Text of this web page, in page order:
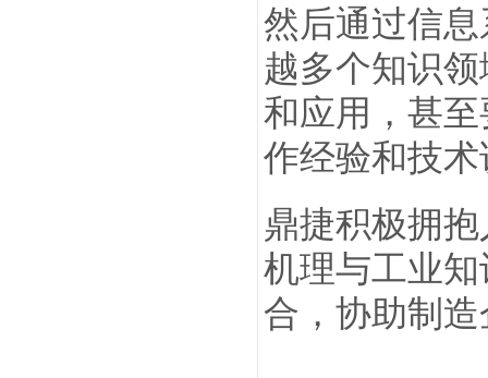
然后通过信
越多个知识
和应用，甚
作经验和技
鼎捷积极拥
机理与工业
合，协助制